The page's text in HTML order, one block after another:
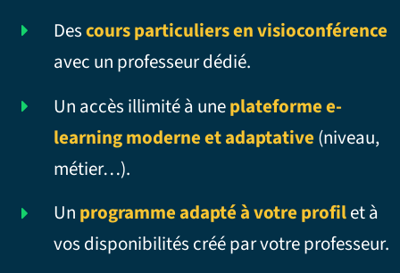
Descours particuliers en visioconférence
avec un professeur dédié.
Un accès illimité à uneplateforme e-
learning moderne et adaptative (niveau,
métier…).
Un programme adapté à votre profilet à
vos disponibilités créé par votre professeur.